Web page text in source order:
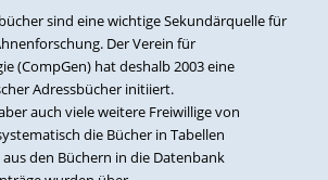
sind eine wichtige Sekundärquelle für
Der Verein für
(CompGen) hat deshalb 2003 eine
Adressbücher initiiert.
auch viele weitere Freiwillige von
die Bücher in Tabellen
den Büchern in die Datenbank